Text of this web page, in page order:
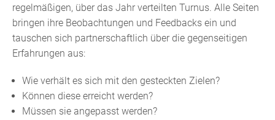
regelmäßigen, über das Jahr verteilten Turnus. Alle Seiten
bringen ihre Beobachtungen und Feedbacks ein und
tauschen sich partnerschaftlich über die gegenseitigen
Erfahrungen aus:
Wie verhält es sich mit den gesteckten Zielen?
Können diese erreicht werden?
Müssen sie angepasst werden?